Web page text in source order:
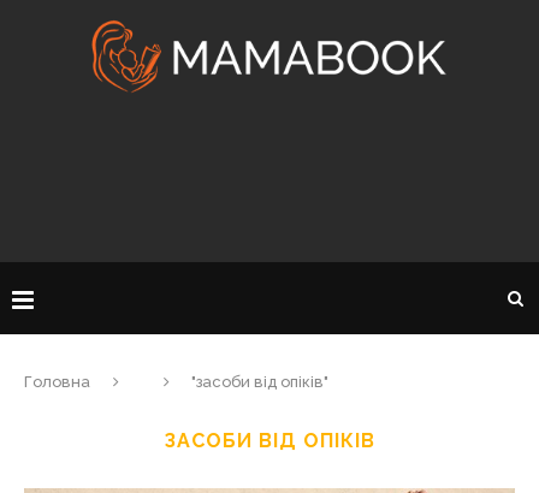
Головна "засоби від опіків"
ЗАСОБИ ВІД ОПІКІВ